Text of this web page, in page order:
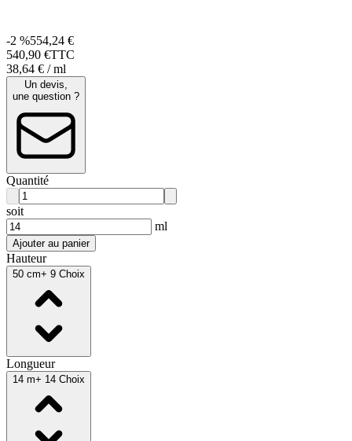
-2 %554,24 €
540,90 €TTC
38,64 € / ml
Un devis,
une question ?
Quantité
soit
ml
Ajouter au panier
Hauteur
50 cm+ 9 Choix
Longueur
14 m+ 14 Choix